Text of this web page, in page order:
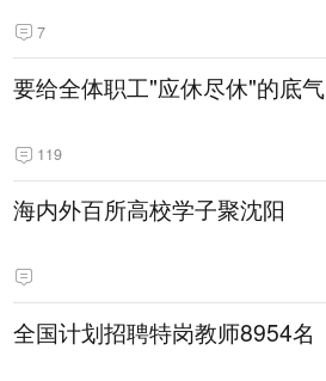
7
要给全体职工"应休尽休"的底气
119
海内外百所高校学子聚沈阳
全国计划招聘特岗教师8954名